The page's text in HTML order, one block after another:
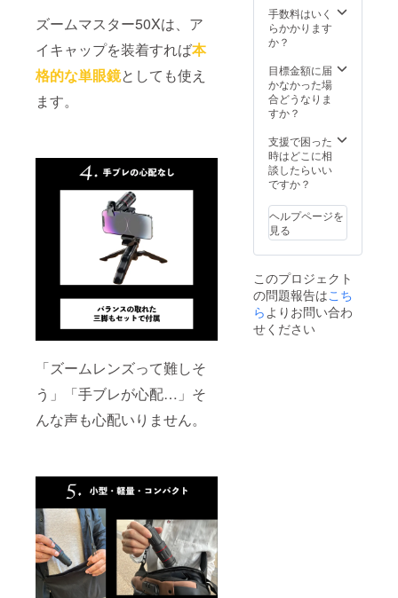
ズームマスター50Xは、ア
イキャップを装着すれば本
格的な単眼鏡としても使え
ます。
「ズームレンズって難しそ
う」「手ブレが心配…」そ
んな声も心配いりません。
手数料はいく
らかかります
か？
目標金額に届
かなかった場
合どうなりま
すか？
支援で困った
時はどこに相
談したらいい
ですか？
ヘルプページを
見る
このプロジェクト
の問題報告はこち
ら よりお問い合わ
せください